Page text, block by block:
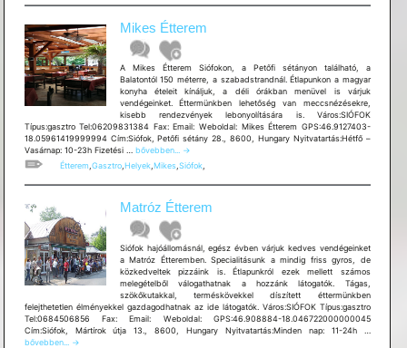
Mikes Étterem
A Mikes Étterem Siófokon, a Petőfi sétányon található, a
Balatontól 150 méterre, a szabadstrandnál. Étlapunkon a magyar
konyha ételeit kínáljuk, a déli órákban menüvel is várjuk
vendégeinket. Éttermünkben lehetőség van meccsnézésekre,
kisebb rendezvények lebonyolítására is. Város:SIÓFOK
Típus:gasztro Tel:06209831384 Fax: Email: Weboldal: Mikes Étterem GPS:46.9127403-
18.05961419999994 Cím:Siófok, Petőfi sétány 28., 8600, Hungary Nyitvatartás:Hétfő –
Vasárnap: 10-23h Fizetési … Mikes
Étterem
bővebben... →
Étterem Gasztro, Helyek, Mikes, Siófok,
Matróz Étterem
Siófok hajóállomásnál, egész évben várjuk kedves vendégeinket
a Matróz Étteremben. Specialitásunk a mindig friss gyros, de
közkedveltek pizzáink is. Étlapunkról ezek mellett számos
melegételből válogathatnak a hozzánk látogatók. Tágas,
szökőkutakkal, terméskövekkel díszített éttermünkben
felejthetetlen élményekkel gazdagodhatnak az ide látogatók. Város:SIÓFOK Típus:gasztro
Tel:0684506856 Fax: Email: Weboldal: GPS:46.908884-18.046722000000045
Cím:Siófok, Mártírok útja 13., 8600, Hungary Nyitvatartás:Minden nap: 11-24h …
bővebben...
→